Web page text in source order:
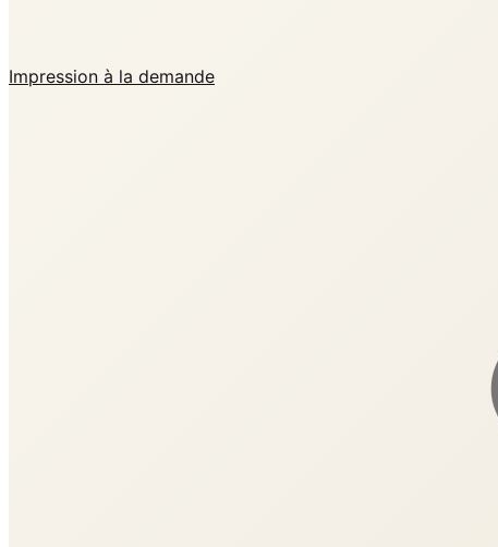
Impression à la demande